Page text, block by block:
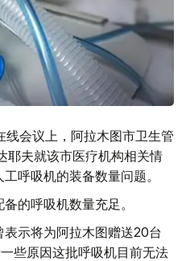
会议上，阿拉木图市卫生管
耶夫就该市医疗机构相关情
呼吸机的装备数量问题。
的呼吸机数量充足。
示将为阿拉木图赠送20台
些原因这批呼吸机目前无法